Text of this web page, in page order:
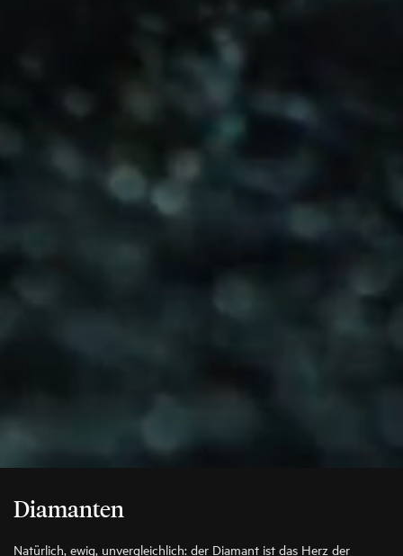
Diamanten
Natürlich, ewig, unvergleichlich: der Diamant ist das Herz der